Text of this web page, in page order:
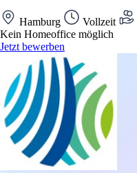
Hamburg Vollzeit
Kein Homeoffice möglich
Jetzt bewerben